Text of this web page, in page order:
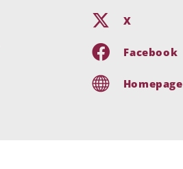
X
Facebook
Homepage